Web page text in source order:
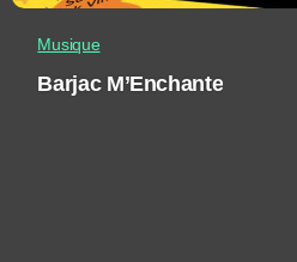
Musique
Barjac M’Enchante